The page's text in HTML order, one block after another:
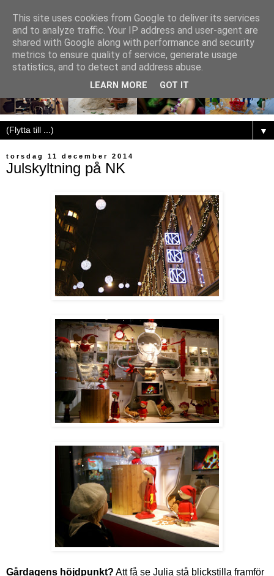
▼
torsdag 11 december 2014
Julskyltning på NK
Gårdagens höjdpunkt? Att få se Julia stå blickstilla framför
This site uses cookies from Google to deliver its services
and to analyze traffic. Your IP address and user-agent are
shared with Google along with performance and security
metrics to ensure quality of service, generate usage
statistics, and to detect and address abuse.
LEARN MORE GOT IT